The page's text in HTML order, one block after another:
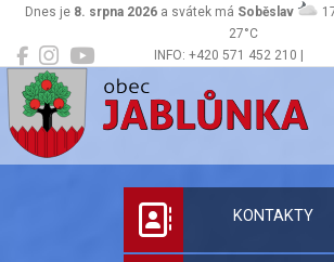
INFO: +420 571 452 210 |
Dnes je 8. srpna 2026 a svátek má Soběslav
27°C
Jablůnka
OficiálníKONTAKTY